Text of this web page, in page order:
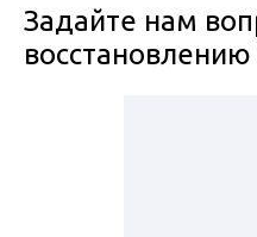
Задайте нам